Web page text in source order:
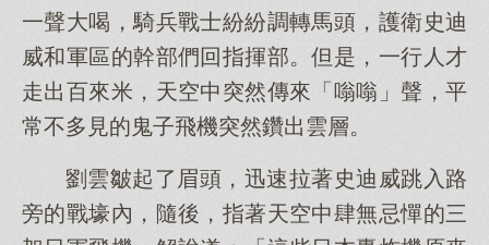
一聲大喝，騎兵戰士紛紛調轉馬頭，護衛史迪
威和軍區的幹部們回指揮部。但是，一行人才
走出百來米，天空中突然傳來「嗡嗡」聲，平
常不多見的鬼子飛機突然鑽出雲層。
劉雲皺起了眉頭，迅速拉著史迪威跳入路
旁的戰壕內，隨後，指著天空中肆無忌憚的三